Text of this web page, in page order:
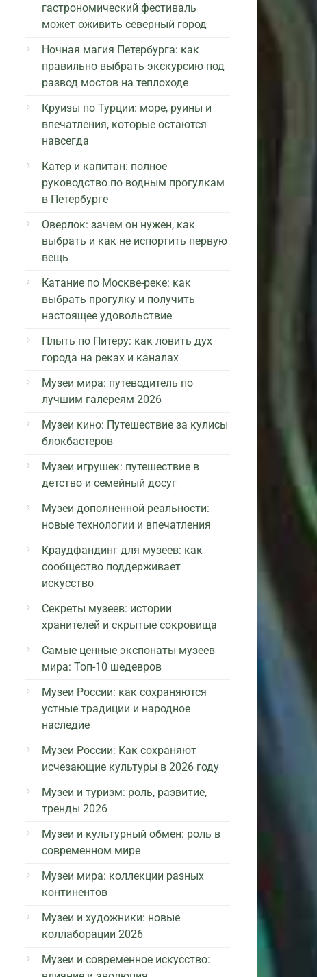
гастрономический фестиваль
может оживить северный город
Ночная магия Петербурга: как
правильно выбрать экскурсию под
развод мостов на теплоходе
Круизы по Турции: море, руины и
впечатления, которые остаются
навсегда
Катер и капитан: полное
руководство по водным прогулкам
в Петербурге
Оверлок: зачем он нужен, как
выбрать и как не испортить первую
вещь
Катание по Москве-реке: как
выбрать прогулку и получить
настоящее удовольствие
Плыть по Питеру: как ловить дух
города на реках и каналах
Музеи мира: путеводитель по
лучшим галереям 2026
Музеи кино: Путешествие за кулисы
блокбастеров
Музеи игрушек: путешествие в
детство и семейный досуг
Музеи дополненной реальности:
новые технологии и впечатления
Краудфандинг для музеев: как
сообщество поддерживает
искусство
Секреты музеев: истории
хранителей и скрытые сокровища
Самые ценные экспонаты музеев
мира: Топ-10 шедевров
Музеи России: как сохраняются
устные традиции и народное
наследие
Музеи России: Как сохраняют
исчезающие культуры в 2026 году
Музеи и туризм: роль, развитие,
тренды 2026
Музеи и культурный обмен: роль в
современном мире
Музеи мира: коллекции разных
континентов
Музеи и художники: новые
коллаборации 2026
Музеи и современное искусство: